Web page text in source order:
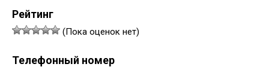
Рейтинг
(Пока оценок нет)
Телефонный номер